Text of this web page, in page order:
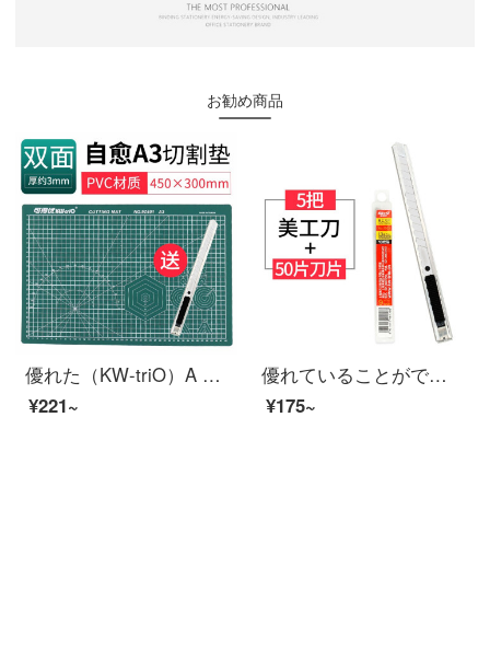
お勧め商品
優れた（KW-triO）A 4カットパッドa 3カットプレートA 2 A 1カットパッド/両面モデル滑り止め彫刻プレート9 Z 401緑色-A 3両面
¥221~
優れていることができます（KW-triO）KW-triOの大規模な美工刀カッターカッターカッターカッターカッターカッターカッターカッター3592のカッターナイフ5本+ブレード5箱
¥175~